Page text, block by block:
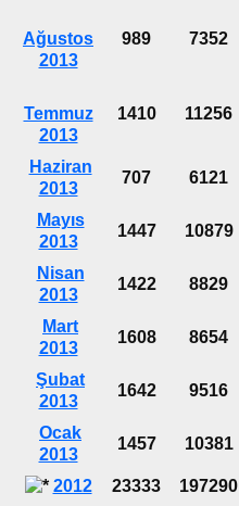
Ağustos
2013
989 7352
Temmuz
2013
1410 11256
Haziran
2013
707 6121
Mayıs
2013
1447 10879
Nisan
2013
1422 8829
Mart
2013
1608 8654
Şubat
2013
1642 9516
Ocak
2013
1457 10381
2012 23333 197290